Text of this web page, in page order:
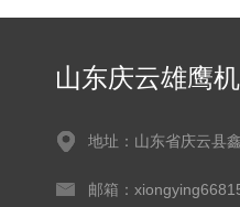
山东庆云雄鹰
地址：山东省庆云县
邮箱：